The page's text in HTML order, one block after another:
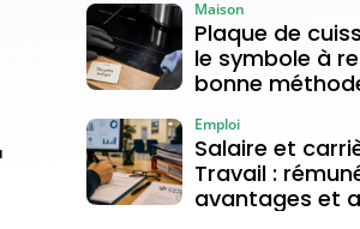
Plaque de
le symbole à
bonne
Maison
Salaire et
Travail :
avantages et
Emploi